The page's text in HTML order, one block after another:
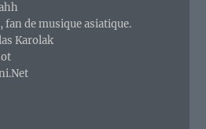
fan de musique asiatique.
Karolak